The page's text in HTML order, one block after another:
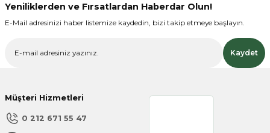
Yeniliklerden ve Fırsatlardan Haberdar Olun!
E-Mail adresinizi haber listemize kaydedin, bizi takip etmeye başlayın.
Kaydet
Müşteri Hizmetleri
0 212 671 55 47